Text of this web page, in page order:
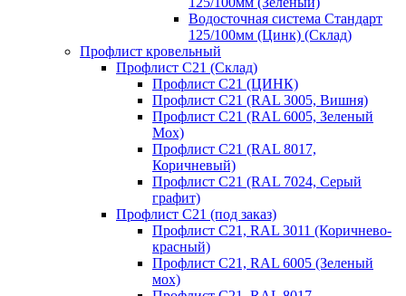
Водосточная система Стандарт
125/100мм (Цинк) (Склад)
Профлист кровельный
Профлист С21 (Склад)
Профлист С21 (ЦИНК)
Профлист С21 (RAL 3005, Вишня)
Профлист С21 (RAL 6005, Зеленый
Мох)
Профлист С21 (RAL 8017,
Коричневый)
Профлист С21 (RAL 7024, Серый
графит)
Профлист С21 (под заказ)
Профлист С21, RAL 3011 (Коричнево-
красный)
Профлист С21, RAL 6005 (Зеленый
мох)